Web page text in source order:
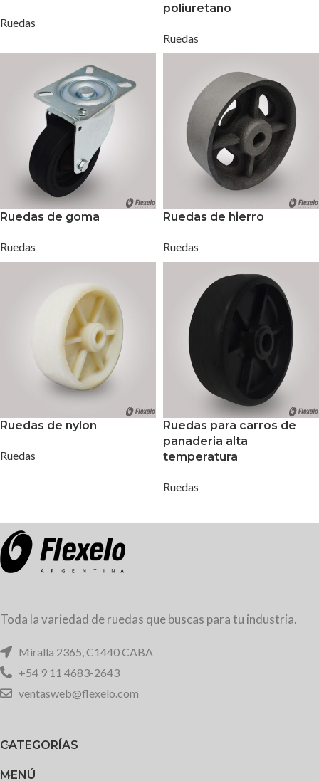
Ruedas
poliuretano
Ruedas
Ruedas de goma
Ruedas
Ruedas de hierro
Ruedas
Ruedas de nylon
Ruedas
Ruedas para carros de
panaderia alta
temperatura
Ruedas
Toda la variedad de ruedas que buscas para tu industria.
Miralla 2365, C1440 CABA
+54 9 11 4683-2643
ventasweb@flexelo.com
CATEGORÍAS
MENÚ